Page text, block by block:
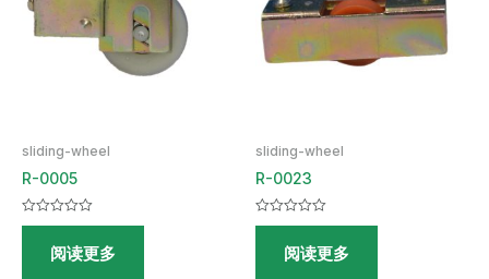
sliding-wheel
R-0005
评
&sol;阅读更多
sliding-wheel
R-0023
评
&sol;阅读更多